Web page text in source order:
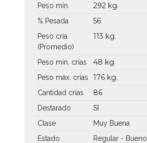
Peso mín. 292 kg.
% Pesada 56
Peso cría
(Promedio)
113 kg.
Peso mín. crías 48 kg.
Peso máx. crías 176 kg.
Cantidad crías 86
Destarado
SI
Clase
Muy Buena
Estado
Regular - Bueno